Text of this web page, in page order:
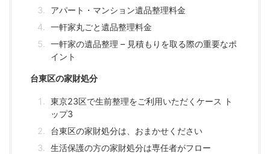
アパート・マンション遺品整理料金
一軒家丸ごと遺品整理料金
一軒家の遺品整理 – 見積もりを取る際の重要なポ
イント
台東区の家財処分
東京23区で生前整理をご利用いただくケース ト
ップ3
台東区の家財処分は、おまかせください
生活保護の方の家財処分は専任者がフロー